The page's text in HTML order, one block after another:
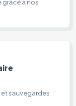
grâce à nos
sauvegardes